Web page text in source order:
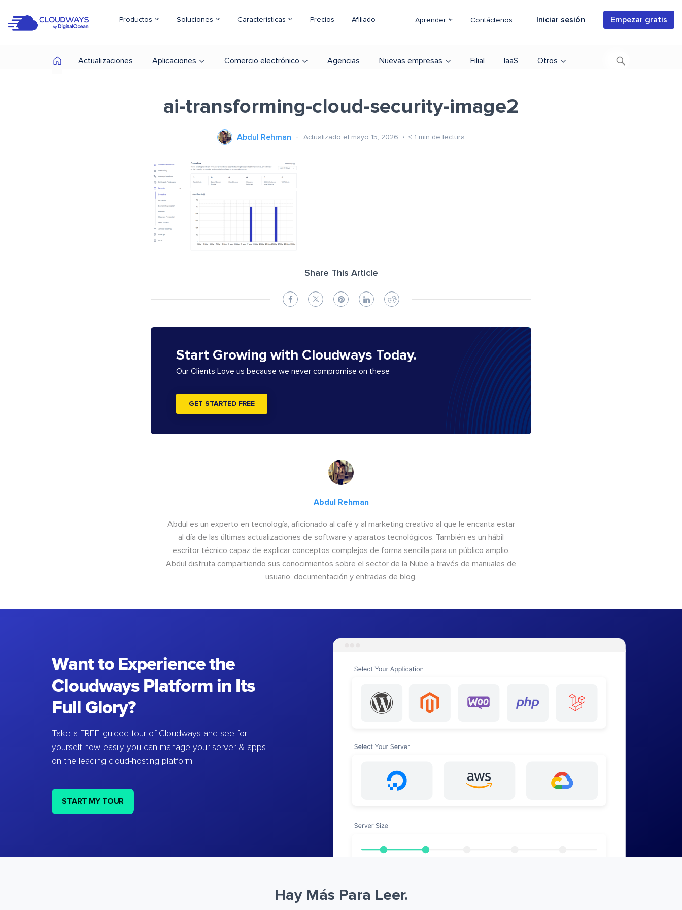
Productos Soluciones Características Precios Afiliado Aprender Contáctenos Iniciar sesión Empezar gratis
Actualizaciones Aplicaciones Comercio electrónico Agencias Nuevas empresas Filial IaaS Otros
ai-transforming-cloud-security-image2
Abdul Rehman Actualizado el mayo 15, 2026 < 1 min de lectura
Share This Article
Start Growing with Cloudways Today.
Our Clients Love us because we never compromise on these
GET STARTED FREE
Abdul Rehman
Abdul es un experto en tecnología, aficionado al café y al marketing creativo al que le encanta estar
al día de las últimas actualizaciones de software y aparatos tecnológicos. También es un hábil
escritor técnico capaz de explicar conceptos complejos de forma sencilla para un público amplio.
Abdul disfruta compartiendo sus conocimientos sobre el sector de la Nube a través de manuales de
usuario, documentación y entradas de blog.
Want to Experience the
Cloudways Platform in Its
Full Glory?
Take a FREE guided tour of Cloudways and see for
yourself how easily you can manage your server & apps
on the leading cloud-hosting platform.
START MY TOUR
Hay Más Para Leer.